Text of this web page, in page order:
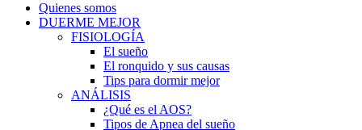
Quienes somos
DUERME MEJOR
FISIOLOGÍA
El sueño
El ronquido y sus causas
Tips para dormir mejor
ANÁLISIS
¿Qué es el AOS?
Tipos de Apnea del sueño